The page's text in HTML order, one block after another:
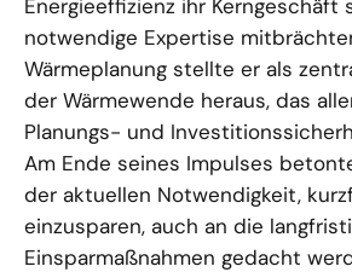
Energieeffizienz ihr Kerngeschäft
notwendige Expertise
Wärmeplanung stellte er als
der Wärmewende heraus, das
Planungs- und
Am Ende seines Impulses
der aktuellen Notwendigkeit,
einzusparen, auch an die
Einsparmaßnahmen gedacht